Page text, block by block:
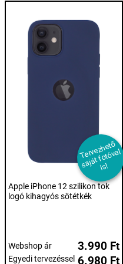
T
er
v
e
z
h
et
ő
s
aj
át f
ot
ó
v
al
i
s!
Apple iPhone 12 szilikon tok
logó kihagyós sötétkék
Webshop ár 3.990 Ft
Egyedi tervezéssel 6.980 Ft